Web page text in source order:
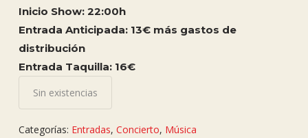
Inicio Show: 22:00h
Entrada Anticipada: 13€ más gastos de
distribución
Entrada Taquilla: 16€
Sin existencias
Categorías: Entradas, Concierto, Música